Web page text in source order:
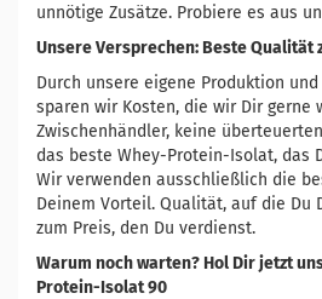
unnötige Zusätze. Probiere es aus
Unsere Versprechen: Beste Qualität
Durch unsere eigene Produktion
sparen wir Kosten, die wir Dir gerne
Zwischenhändler, keine
das beste Whey-Protein-Isolat, das
Wir verwenden ausschließlich die
Deinem Vorteil. Qualität, auf die Du
zum Preis, den Du verdienst.
Warum noch warten? Hol Dir jetzt
Protein-Isolat 90